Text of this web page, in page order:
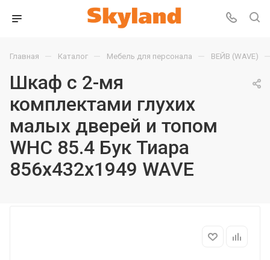
Главная — Каталог — Мебель для персонала — ВЕЙВ (WAVE)
Шкаф с 2-мя
комплектами глухих
малых дверей и топом
WHC 85.4 Бук Тиара
856х432х1949 WAVE